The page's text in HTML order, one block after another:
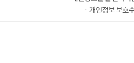
ㆍ개인정보 보호